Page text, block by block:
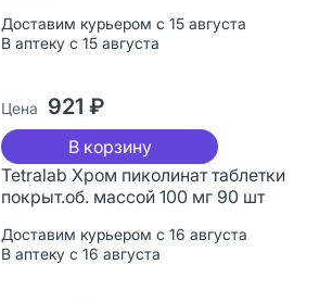
Доставим курьером с 15 августа
В аптеку с 15 августа
Цена 921 ₽
В корзину
Tetralab Хром пиколинат таблетки
покрыт.об. массой 100 мг 90 шт
Доставим курьером с 16 августа
В аптеку с 16 августа